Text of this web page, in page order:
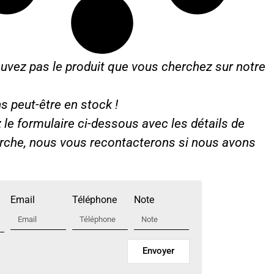
pas le produit que vous cherchez sur notre
peut-être en stock !
le formulaire ci-dessous avec les détails de
nous vous recontacterons si nous avons
Email Téléphone Note
Envoyer